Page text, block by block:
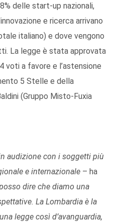
delle start-up nazionali,
e ricerca arrivano
italiano) e dove vengono
La legge è stata approvata
voti a favore e l’astensione
5 Stelle e della
(Gruppo Misto-Fuxia
audizione con i soggetti più
e internazionale – ha
dire che diamo una
La Lombardia è la
legge così d’avanguardia,